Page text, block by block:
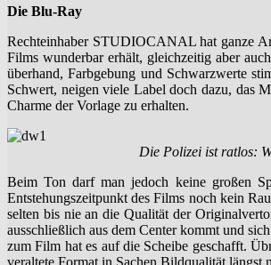
Die Blu-Ray
Rechteinhaber STUDIOCANAL hat ganze
Films wunderbar erhält, gleichzeitig aber
überhand, Farbgebung und Schwarzwerte
Schwert, neigen viele Label doch dazu, das
Charme der Vorlage zu erhalten.
Die Polizei ist ratlos: Wer ist
Beim Ton darf man jedoch keine großen
Entstehungszeitpunkt des Films noch kein
selten bis nie an die Qualität der
ausschließlich aus dem Center kommt und
zum Film hat es auf die Scheibe geschafft.